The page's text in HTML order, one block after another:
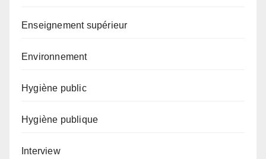
Enseignement supérieur
Environnement
Hygiène public
Hygiène publique
Interview